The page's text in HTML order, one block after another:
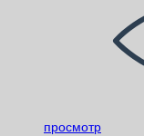
просмотр